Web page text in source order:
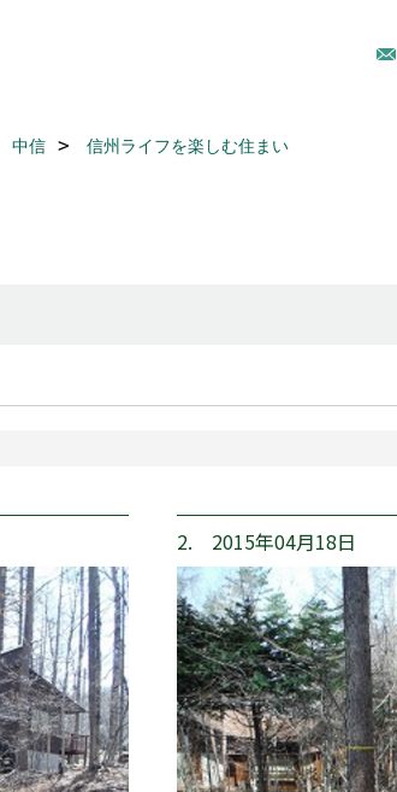
中信 信州ライフを楽しむ住まい
2. 2015年04月18日